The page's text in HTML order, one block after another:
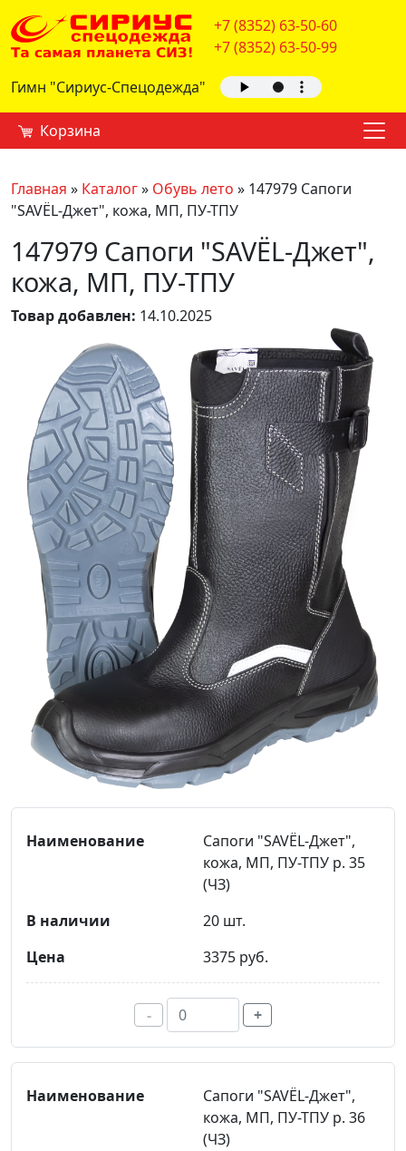
+7 (8352) 63-50-60
+7 (8352) 63-50-99
Гимн "Сириус-Спецодежда"
Корзина
Главная » Каталог» Обувь лето » 147979 Сапоги
"SAVЁL-Джет", кожа, МП, ПУ-ТПУ
147979 Сапоги "SAVЁL-Джет",
кожа, МП, ПУ-ТПУ
Товар добавлен: 14.10.2025
Сапоги "SAVЁL-Джет",
кожа, МП, ПУ-ТПУ р. 35
(ЧЗ)
20 шт.
3375 руб.
- +
Сапоги "SAVЁL-Джет",
кожа, МП, ПУ-ТПУ р. 36
(ЧЗ)